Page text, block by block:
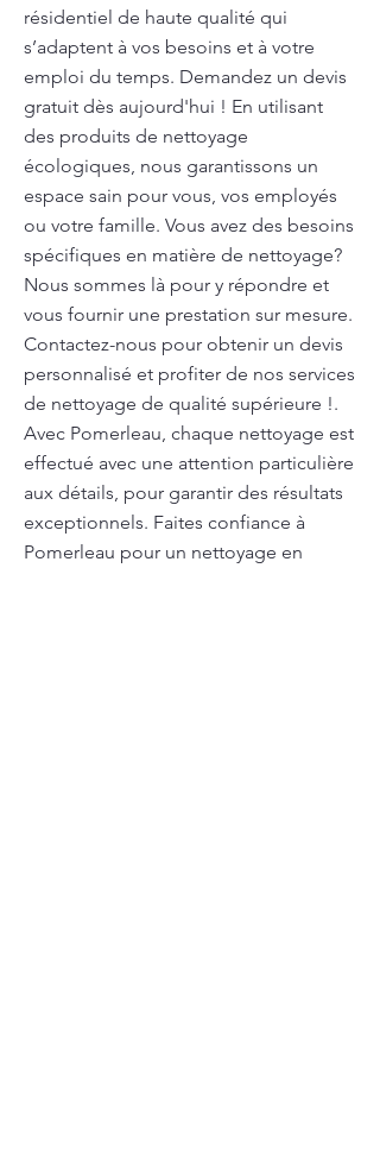
résidentiel de haute qualité qui
s’adaptent à vos besoins et à votre
emploi du temps. Demandez un devis
gratuit dès aujourd'hui ! En utilisant
des produits de nettoyage
écologiques, nous garantissons un
espace sain pour vous, vos employés
ou votre famille. Vous avez des besoins
spécifiques en matière de nettoyage?
Nous sommes là pour y répondre et
vous fournir une prestation sur mesure.
Contactez-nous pour obtenir un devis
personnalisé et profiter de nos services
de nettoyage de qualité supérieure !.
Avec Pomerleau, chaque nettoyage est
effectué avec une attention particulière
aux détails, pour garantir des résultats
exceptionnels. Faites confiance à
Pomerleau pour un nettoyage en